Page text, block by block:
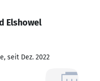
Elshowel
seit Dez. 2022